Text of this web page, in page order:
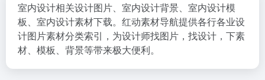
室内设计相关设计图片、室内设计背景、室内设计模
板、室内设计素材下载。红动素材导航提供各行各业设
计图片素材分类索引，为设计师找图片，找设计，下素
材、模板、背景等带来极大便利。